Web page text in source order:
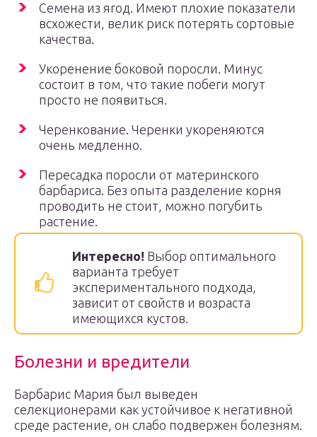
Семена из ягод. Имеют плохие показатели
всхожести, велик риск потерять сортовые
качества.
Укоренение боковой поросли. Минус
состоит в том, что такие побеги могут
просто не появиться.
Черенкование. Черенки укореняются
очень медленно.
Пересадка поросли от материнского
барбариса. Без опыта разделение корня
проводить не стоит, можно погубить
растение.
Интересно! Выбор оптимального
варианта требует
экспериментального подхода,
зависит от свойств и возраста
имеющихся кустов.
Болезни и вредители
Барбарис Мария был выведен
селекционерами как устойчивое к негативной
среде растение, он слабо подвержен болезням.